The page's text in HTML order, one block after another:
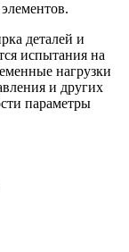
деталей и
испытания на
нагрузки
и других
параметры